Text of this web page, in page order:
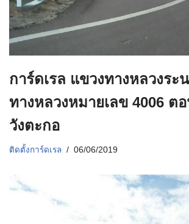
การ์ดเรล แขวงทางหลวงระ
ทางหลวงหมายเลข 4006 ต
วังตะกอ
ติดตั้งการ์ดเรล 06/06/2019